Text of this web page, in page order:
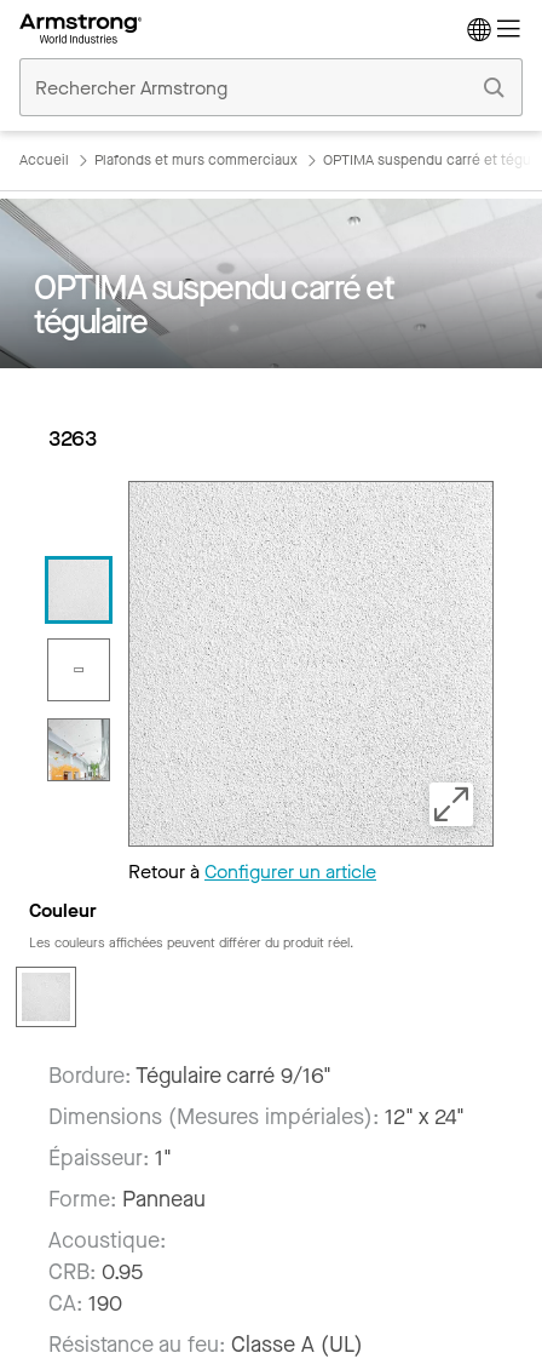
Plafonds
Commerciaux
Accueil Plafonds et murs commerciaux OPTIMA suspendu carré et
OPTIMA suspendu carré et
tégulaire
3263
Retour àConfigurer un article
Couleur
Les couleurs affichées peuvent différer du produit réel.
Bordure: Tégulaire carré 9/16"
Dimensions (Mesures impériales): 12" x 24"
Épaisseur: 1"
Forme: Panneau
Acoustique:
CRB: 0.95
CA: 190
Résistance au feu: Classe A (UL)